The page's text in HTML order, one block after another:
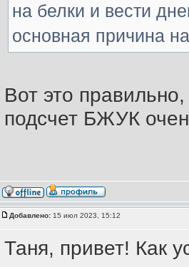
на белки и вести
основная причина
Вот это
подсчет БЖУК
Добавлено:15 июл 2023, 15:12
Таня, привет! Как